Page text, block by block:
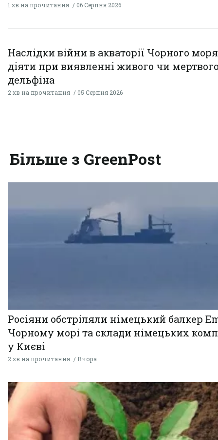
1 хв на прочитання 06 Серпня 2026
Наслідки війни в акваторії Чорного
діяти при виявленні живого чи
дельфіна
2 хв на прочитання 05 Серпня 2026
Більше з GreenPost
Росіяни обстріляли німецький балкер
Чорному морі та склади німецьких
у Києві
2 хв на прочитання Вчора